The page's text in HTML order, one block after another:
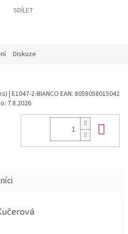
SDÍLET
Diskuze
| E1047-2-BIANCO EAN: 8058058015042
7.8.2026
je 5 z 5 hvězdiček.